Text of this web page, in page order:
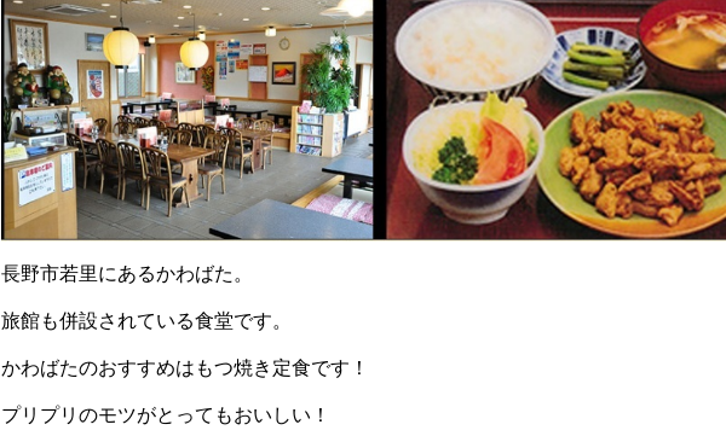
長野市若里にあるかわばた。
旅館も併設されている食堂です。
かわばたのおすすめはもつ焼き定食です！
プリプリのモツがとってもおいしい！